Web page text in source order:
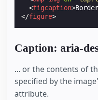
<figcaption>
</figure>
Caption: aria-
... or the contents of
specified by the
attribute.